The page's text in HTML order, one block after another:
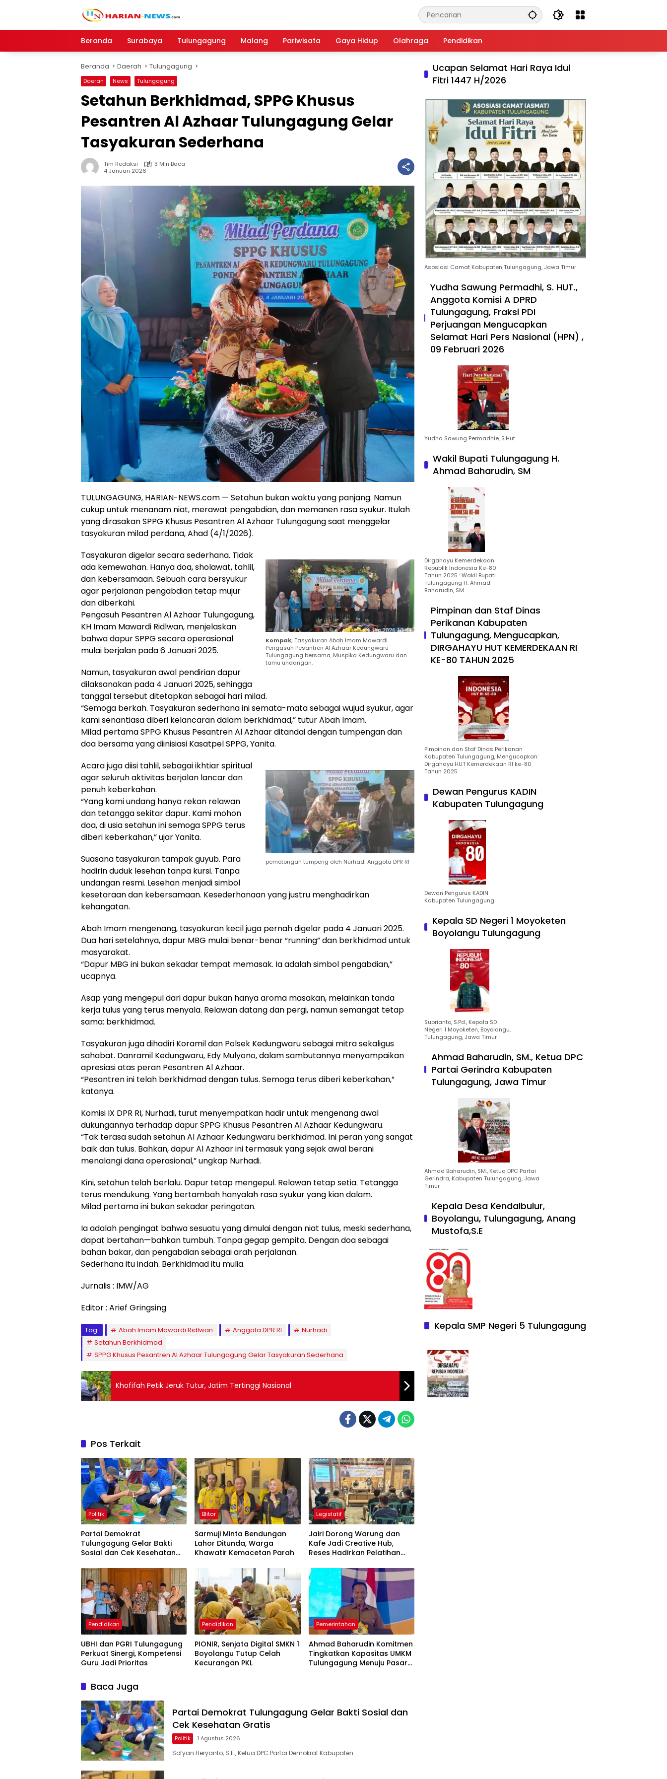
Beranda
Surabaya Tulungagung Malang Pariwisata Gaya Hidup Olahraga Pendidikan
Beranda Daerah Tulungagung
Daerah News Tulungagung
Setahun Berkhidmad, SPPG Khusus
Pesantren Al Azhaar Tulungagung Gelar
Tasyakuran Sederhana
Tim Redaksi
3 Min Baca
4 Januari 2026
TULUNGAGUNG, HARIAN-NEWS.com — Setahun bukan waktu yang panjang. Namun
cukup untuk menanam niat, merawat pengabdian, dan memanen rasa syukur. Itulah
yang dirasakan SPPG Khusus Pesantren Al Azhaar Tulungagung saat menggelar
tasyakuran milad perdana, Ahad (4/1/2026).
Kompak; Tasyakuran Abah Imam Mawardi
Pengasuh Pesantren Al Azhaar Kedungwaru
Tulungagung bersama, Muspika Kedungwaru dan
tamu undangan.
Tasyakuran digelar secara sederhana. Tidak
ada kemewahan. Hanya doa, sholawat, tahlil,
dan kebersamaan. Sebuah cara bersyukur
agar perjalanan pengabdian tetap mujur
dan diberkahi.
Pengasuh Pesantren Al Azhaar Tulungagung,
KH Imam Mawardi Ridlwan, menjelaskan
bahwa dapur SPPG secara operasional
mulai berjalan pada 6 Januari 2025.
Namun, tasyakuran awal pendirian dapur
dilaksanakan pada 4 Januari 2025, sehingga
tanggal tersebut ditetapkan sebagai hari milad.
“Semoga berkah. Tasyakuran sederhana ini semata-mata sebagai wujud syukur, agar
kami senantiasa diberi kelancaran dalam berkhidmad,” tutur Abah Imam.
Milad pertama SPPG Khusus Pesantren Al Azhaar ditandai dengan tumpengan dan
doa bersama yang diinisiasi Kasatpel SPPG, Yanita.
pemotongan tumpeng oleh Nurhadi Anggota DPR RI
Acara juga diisi tahlil, sebagai ikhtiar spiritual
agar seluruh aktivitas berjalan lancar dan
penuh keberkahan.
“Yang kami undang hanya rekan relawan
dan tetangga sekitar dapur. Kami mohon
doa, di usia setahun ini semoga SPPG terus
diberi keberkahan,” ujar Yanita.
Suasana tasyakuran tampak guyub. Para
hadirin duduk lesehan tanpa kursi. Tanpa
undangan resmi. Lesehan menjadi simbol
kesetaraan dan kebersamaan. Kesederhanaan yang justru menghadirkan
kehangatan.
Abah Imam mengenang, tasyakuran kecil juga pernah digelar pada 4 Januari 2025.
Dua hari setelahnya, dapur MBG mulai benar-benar “running” dan berkhidmad untuk
masyarakat.
“Dapur MBG ini bukan sekadar tempat memasak. Ia adalah simbol pengabdian,”
ucapnya.
Asap yang mengepul dari dapur bukan hanya aroma masakan, melainkan tanda
kerja tulus yang terus menyala. Relawan datang dan pergi, namun semangat tetap
sama: berkhidmad.
Tasyakuran juga dihadiri Koramil dan Polsek Kedungwaru sebagai mitra sekaligus
sahabat. Danramil Kedungwaru, Edy Mulyono, dalam sambutannya menyampaikan
apresiasi atas peran Pesantren Al Azhaar.
“Pesantren ini telah berkhidmad dengan tulus. Semoga terus diberi keberkahan,”
katanya.
Komisi IX DPR RI, Nurhadi, turut menyempatkan hadir untuk mengenang awal
dukungannya terhadap dapur SPPG Khusus Pesantren Al Azhaar Kedungwaru.
“Tak terasa sudah setahun Al Azhaar Kedungwaru berkhidmad. Ini peran yang sangat
baik dan tulus. Bahkan, dapur Al Azhaar ini termasuk yang sejak awal berani
menalangi dana operasional,” ungkap Nurhadi.
Kini, setahun telah berlalu. Dapur tetap mengepul. Relawan tetap setia. Tetangga
terus mendukung. Yang bertambah hanyalah rasa syukur yang kian dalam.
Milad pertama ini bukan sekadar peringatan.
Ia adalah pengingat bahwa sesuatu yang dimulai dengan niat tulus, meski sederhana,
dapat bertahan—bahkan tumbuh. Tanpa gegap gempita. Dengan doa sebagai
bahan bakar, dan pengabdian sebagai arah perjalanan.
Sederhana itu indah. Berkhidmad itu mulia.
Jurnalis : IMW/AG
Editor : Arief Gringsing
Tag: Abah Imam Mawardi Ridlwan Anggota DPR RI
Nurhadi
Setahun Berkhidmad
SPPG Khusus Pesantren Al Azhaar Tulungagung Gelar Tasyakuran Sederhana
Khofifah Petik Jeruk Tutur, Jatim Tertinggi Nasional
Pos Terkait
Politik
Partai Demokrat
Tulungagung Gelar Bakti
Sosial dan Cek Kesehatan
Blitar
Sarmuji Minta Bendungan
Lahor Ditunda, Warga
Khawatir Kemacetan Parah
Legislatif
Jairi Dorong Warung dan
Kafe Jadi Creative Hub,
Reses Hadirkan Pelatihan
Pendidikan
UBHI dan PGRI Tulungagung
Perkuat Sinergi, Kompetensi
Guru Jadi Prioritas
Pendidikan
PIONIR, Senjata Digital SMKN 1
Boyolangu Tutup Celah
Kecurangan PKL
Pemerintahan
Ahmad Baharudin Komitmen
Tingkatkan Kapasitas UMKM
Tulungagung Menuju Pasar
Baca Juga
Partai Demokrat Tulungagung Gelar Bakti Sosial dan
Cek Kesehatan Gratis
Politik 1 Agustus 2026
Sofyan Heryanto, S.E., Ketua DPC Partai Demokrat Kabupaten…
Ucapan Selamat Hari Raya Idul
Fitri 1447 H/2026
Asosiasi Camat Kabupaten Tulungagung, Jawa Timur
Yudha Sawung Permadhi, S. HUT.,
Anggota Komisi A DPRD
Tulungagung, Fraksi PDI
Perjuangan Mengucapkan
Selamat Hari Pers Nasional (HPN) ,
09 Februari 2026
Yudha Sawung Permadhie, S.Hut
Wakil Bupati Tulungagung H.
Ahmad Baharudin, SM
Dirgahayu Kemerdekaan
Republik Indonesia Ke-80
Tahun 2025 : Wakil Bupati
Tulungagung H. Ahmad
Baharudin, SM
Pimpinan dan Staf Dinas
Perikanan Kabupaten
Tulungagung, Mengucapkan,
DIRGAHAYU HUT KEMERDEKAAN RI
KE-80 TAHUN 2025
Pimpinan dan Staf Dinas Perikanan
Kabupaten Tulungagung, Mengucapkan:
Dirgahayu HUT Kemerdekaan RI ke-80
Tahun 2025
Dewan Pengurus KADIN
Kabupaten Tulungagung
Dewan Pengurus KADIN
Kabupaten Tulungagung
Kepala SD Negeri 1 Moyoketen
Boyolangu Tulungagung
Suprianto, S.Pd., Kepala SD
Negeri 1 Moyoketen, Boyolangu,
Tulungagung, Jawa Timur
Ahmad Baharudin, SM., Ketua DPC
Partai Gerindra Kabupaten
Tulungagung, Jawa Timur
Ahmad Baharudin, SM., Ketua DPC Partai
Gerindra, Kabupaten Tulungagung, Jawa
Timur
Kepala Desa Kendalbulur,
Boyolangu, Tulungagung, Anang
Mustofa,S.E
Kepala SMP Negeri 5 Tulungagung